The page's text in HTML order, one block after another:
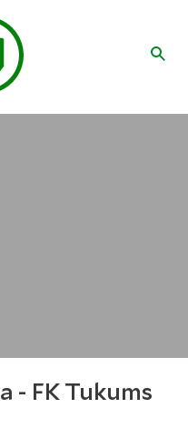
- FK Tukums